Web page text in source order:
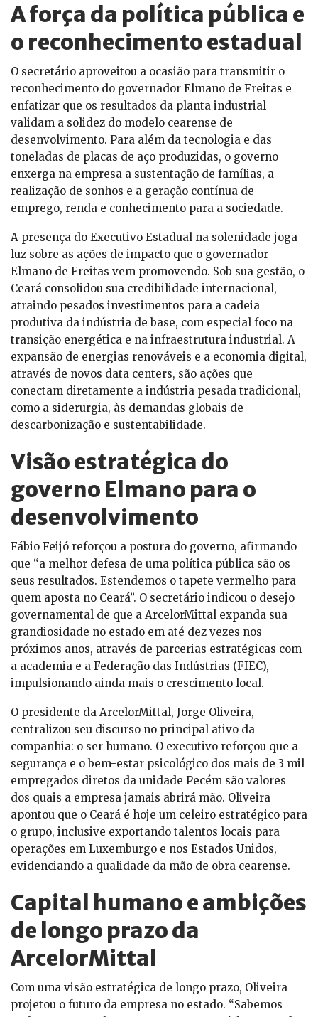
A força da política pública e
o reconhecimento estadual
O secretário aproveitou a ocasião para transmitir o
reconhecimento do governador Elmano de Freitas e
enfatizar que os resultados da planta industrial
validam a solidez do modelo cearense de
desenvolvimento. Para além da tecnologia e das
toneladas de placas de aço produzidas, o governo
enxerga na empresa a sustentação de famílias, a
realização de sonhos e a geração contínua de
emprego, renda e conhecimento para a sociedade.
A presença do Executivo Estadual na solenidade joga
luz sobre as ações de impacto que o governador
Elmano de Freitas vem promovendo. Sob sua gestão, o
Ceará consolidou sua credibilidade internacional,
atraindo pesados investimentos para a cadeia
produtiva da indústria de base, com especial foco na
transição energética e na infraestrutura industrial. A
expansão de energias renováveis e a economia digital,
através de novos data centers, são ações que
conectam diretamente a indústria pesada tradicional,
como a siderurgia, às demandas globais de
descarbonização e sustentabilidade.
Visão estratégica do
governo Elmano para o
desenvolvimento
Fábio Feijó reforçou a postura do governo, afirmando
que “a melhor defesa de uma política pública são os
seus resultados. Estendemos o tapete vermelho para
quem aposta no Ceará”. O secretário indicou o desejo
governamental de que a ArcelorMittal expanda sua
grandiosidade no estado em até dez vezes nos
próximos anos, através de parcerias estratégicas com
a academia e a Federação das Indústrias (FIEC),
impulsionando ainda mais o crescimento local.
O presidente da ArcelorMittal, Jorge Oliveira,
centralizou seu discurso no principal ativo da
companhia: o ser humano. O executivo reforçou que a
segurança e o bem-estar psicológico dos mais de 3 mil
empregados diretos da unidade Pecém são valores
dos quais a empresa jamais abrirá mão. Oliveira
apontou que o Ceará é hoje um celeiro estratégico para
o grupo, inclusive exportando talentos locais para
operações em Luxemburgo e nos Estados Unidos,
evidenciando a qualidade da mão de obra cearense.
Capital humano e ambições
de longo prazo da
ArcelorMittal
Com uma visão estratégica de longo prazo, Oliveira
projetou o futuro da empresa no estado. “Sabemos